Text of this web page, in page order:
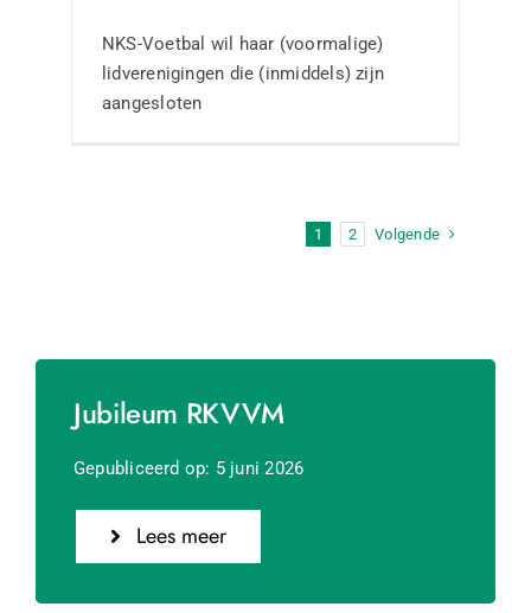
NKS-Voetbal wil haar (voormalige)
lidverenigingen die (inmiddels) zijn
aangesloten
1 2 Volgende
Jubileum RKVVM
Gepubliceerd op: 5 juni 2026
Lees meer